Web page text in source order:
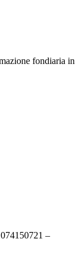
fondiaria in
–